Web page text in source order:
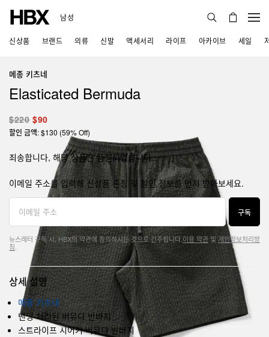
남성
신상품 브랜드 의류 신발 액세서리 라이프 아카이브 세일
메종 키츠네
Elasticated Bermuda
$220 $90
할인 금액: $130 (59% Off)
죄송합니다, 해당 상품은 품절되었습니다.
이메일 주소를 입력해 신상품 론칭 및 할인 정보를 먼저 받아보세요.
구독
뉴스레터 구독 시, HBX의 약관에 동의하시는 것으로 간주됩니다.이용 약관 및 개인정보처리방
침
상세 설명
메종 키츠네
밴딩 처리된 버뮤다 반바지
스트라이프 시어커 버뮤다 반바지